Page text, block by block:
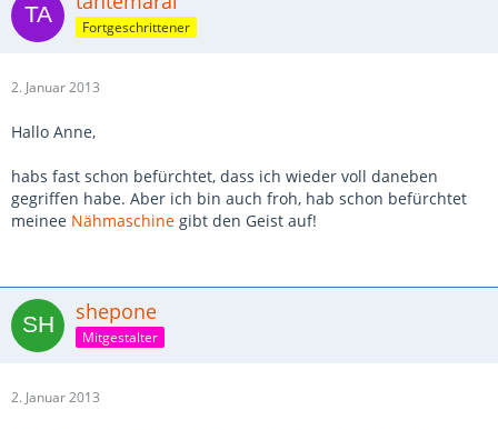
Fortgeschrittener
2. Januar 2013
Hallo Anne,
habs fast schon befürchtet, dass ich wieder voll daneben
gegriffen habe. Aber ich bin auch froh, hab schon befürchtet
meinee Nähmaschine gibt den Geist auf!
shepone
Mitgestalter
2. Januar 2013